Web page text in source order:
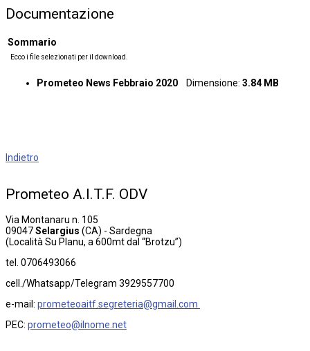
Documentazione
Sommario
Ecco i file selezionati per il download.
Prometeo News Febbraio 2020 Dimensione: 3.84 MB
Indietro
Prometeo A.I.T.F. ODV
Via Montanaru n. 105
09047Selargius (CA) - Sardegna
(Località Su Planu, a 600mt dal “Brotzu”)
tel. 0706493066
cell./Whatsapp/Telegram 3929557700
e-mail: prometeoaitf.segreteria@gmail.com
PEC: prometeo@ilnome.net